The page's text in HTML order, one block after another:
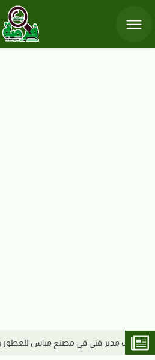
وظائف السودان 2026 | ميناء